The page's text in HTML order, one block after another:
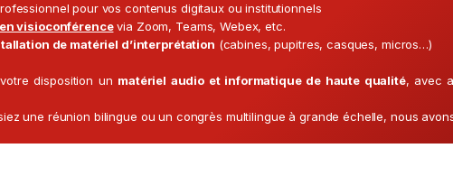
pour vos contenus digitaux ou institutionnels
visioconférencevia Zoom, Teams, Webex, etc.
de matériel d’interprétation (cabines, pupitres, casques, micros…)
disposition un matériel audio et informatique de haute qualité, avec
une réunion bilingue ou un congrès multilingue à grande échelle, nous